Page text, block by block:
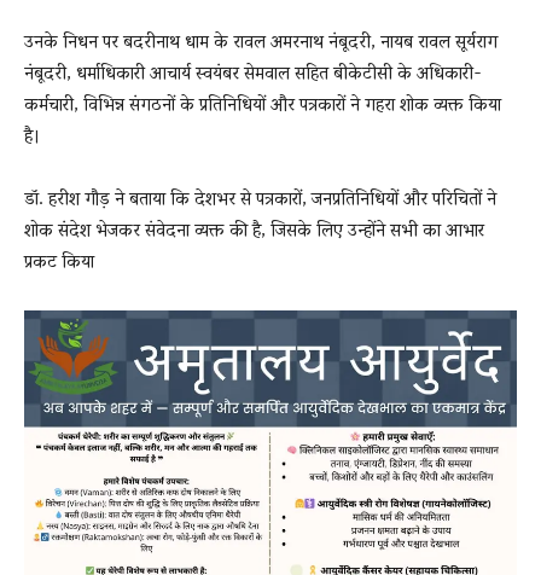
उनके निधन पर बदरीनाथ धाम के रावल अमरनाथ नंबूदरी, नायब रावल सूर्यराग
नंबूदरी, धर्माधिकारी आचार्य स्वयंबर सेमवाल सहित बीकेटीसी के अधिकारी-
कर्मचारी, विभिन्न संगठनों के प्रतिनिधियों और पत्रकारों ने गहरा शोक व्यक्त किया
है।
डॉ. हरीश गौड़ ने बताया कि देशभर से पत्रकारों, जनप्रतिनिधियों और परिचितों ने
शोक संदेश भेजकर संवेदना व्यक्त की है, जिसके लिए उन्होंने सभी का आभार
प्रकट किया